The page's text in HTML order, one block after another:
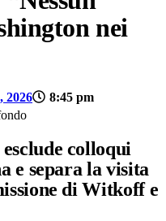
nei
2026 8:45 pm
colloqui
e separa la visita
di Witkoff e